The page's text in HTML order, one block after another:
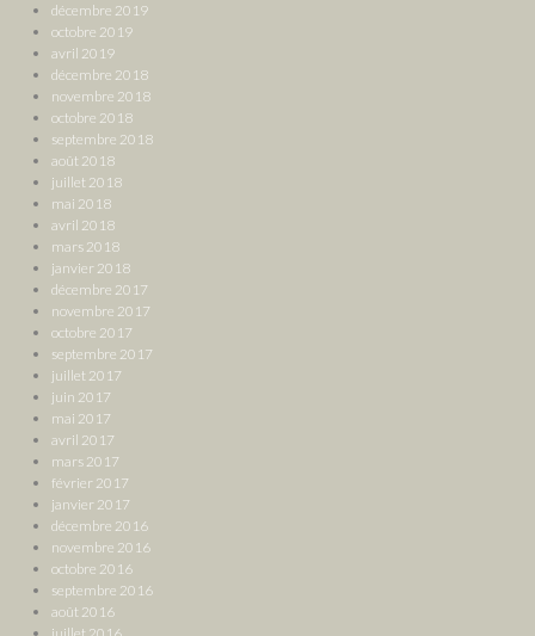
décembre 2019
octobre 2019
avril 2019
décembre 2018
novembre 2018
octobre 2018
septembre 2018
août 2018
juillet 2018
mai 2018
avril 2018
mars 2018
janvier 2018
décembre 2017
novembre 2017
octobre 2017
septembre 2017
juillet 2017
juin 2017
mai 2017
avril 2017
mars 2017
février 2017
janvier 2017
décembre 2016
novembre 2016
octobre 2016
septembre 2016
août 2016